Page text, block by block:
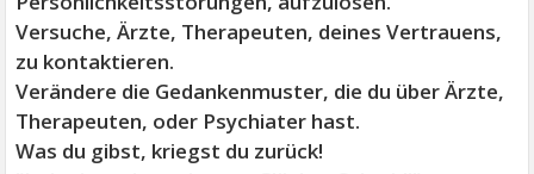
Versuche, Ärzte, Therapeuten, deines Vertrauens,
zu kontaktieren.
Verändere die Gedankenmuster, die du über Ärzte,
Therapeuten, oder Psychiater hast.
Was du gibst, kriegst du zurück!